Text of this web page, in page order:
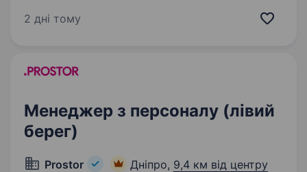
нову позицію — Регіональний HR-менеджер
2 дні тому
Менеджер з персоналу (лівий
берег)
Prostor Дніпро, 9,4 км від центру